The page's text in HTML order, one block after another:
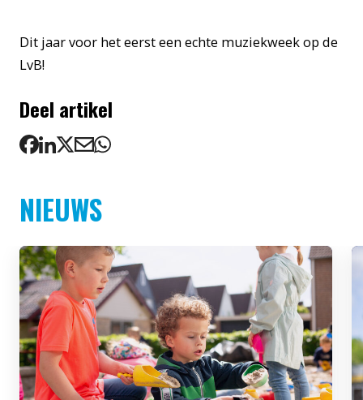
Dit jaar voor het eerst een echte muziekweek op de
LvB!
Deel artikel
NIEUWS